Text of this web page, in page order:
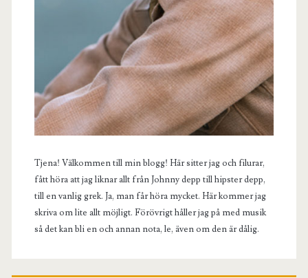
Tjena! Välkommen till min blogg! Här sitter jag och filurar,
fått höra att jag liknar allt från Johnny depp till hipster depp,
till en vanlig grek. Ja, man får höra mycket. Här kommer jag
skriva om lite allt möjligt. Förövrigt håller jag på med musik
så det kan bli en och annan nota, le, även om den är dålig.